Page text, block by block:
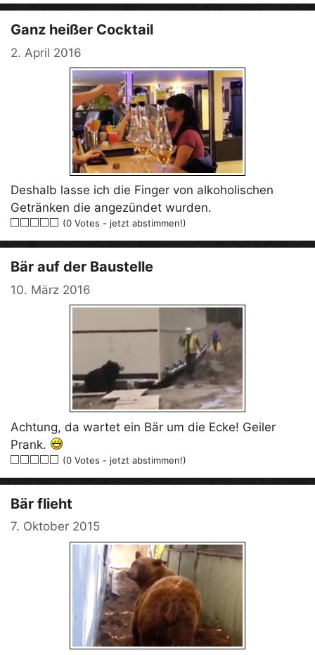
Ganz heißer Cocktail
2. April 2016
Deshalb lasse ich die Finger von alkoholischen
Getränken die angezündet wurden.
(0 Votes - jetzt abstimmen!)
Bär auf der Baustelle
10. März 2016
Achtung, da wartet ein Bär um die Ecke! Geiler
Prank.
(0 Votes - jetzt abstimmen!)
Bär flieht
7. Oktober 2015